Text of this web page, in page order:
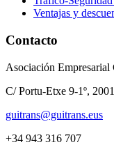
Ventajas y
Contacto
Asociación Empresarial
C/ Portu-Etxe 9-1º,
guitrans@guitrans.eus
+34 943 316 707